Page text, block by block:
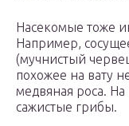
Насекомые тоже
Например,
(мучнистый
похожее на вату
медвяная роса.
сажистые грибы.